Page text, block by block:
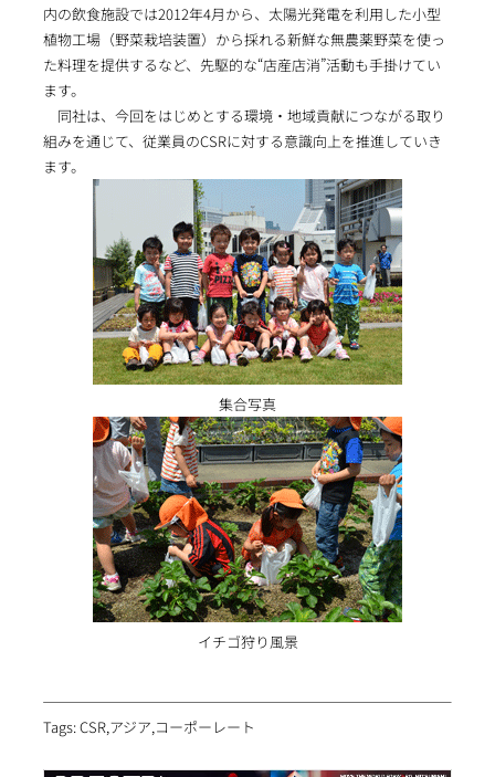
内の飲食施設では2012年4月から、太陽光発電を利用した小型
植物工場（野菜栽培装置）から採れる新鮮な無農薬野菜を使っ
た料理を提供するなど、先駆的な“店産店消”活動も手掛けてい
ます。
同社は、今回をはじめとする環境・地域貢献につながる取り
組みを通じて、従業員のCSRに対する意識向上を推進していき
ます。
集合写真
イチゴ狩り風景
Tags: CSR,アジア,コーポーレート